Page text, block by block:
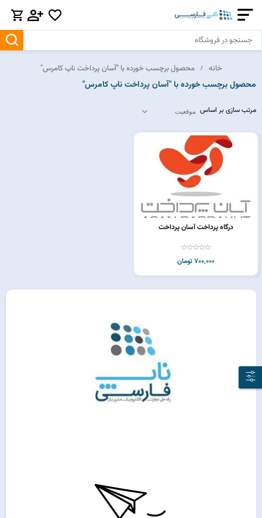
خانه محصول برچسب خورده با "آسان پرداخت ناپ کامرس"
محصول برچسب خورده با "آسان پرداخت ناپ کامرس"
مرتب سازی بر اساس
درگاه پرداخت آسان پرداخت
700,000 تومان